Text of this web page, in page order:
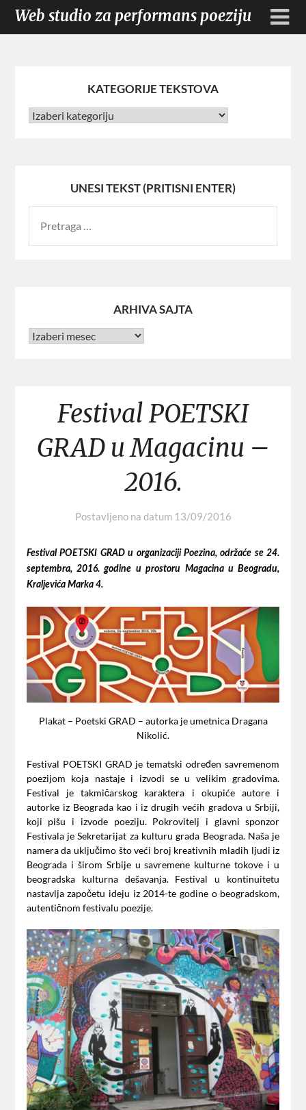
Web studio za performans poeziju
KATEGORIJE TEKSTOVA
UNESI TEKST (PRITISNI ENTER)
ARHIVA SAJTA
Festival POETSKI
GRAD u Magacinu –
2016.
Postavljeno na datum 13/09/2016
Festival POETSKI GRAD u organizaciji Poezina, održaće se 24.
septembra, 2016. godine u prostoru Magacina u Beogradu,
Kraljevića Marka 4.
Plakat – Poetski GRAD – autorka je umetnica Dragana
Nikolić.
Festival POETSKI GRAD je tematski određen savremenom
poezijom koja nastaje i izvodi se u velikim gradovima.
Festival je takmičarskog karaktera i okupiće autore i
autorke iz Beograda kao i iz drugih većih gradova u Srbiji,
koji pišu i izvode poeziju. Pokrovitelj i glavni sponzor
Festivala je Sekretarijat za kulturu grada Beograda. Naša je
namera da uključimo što veći broj kreativnih mladih ljudi iz
Beograda i širom Srbije u savremene kulturne tokove i u
beogradska kulturna dešavanja. Festival u kontinuitetu
nastavlja započetu ideju iz 2014-te godine o beogradskom,
autentičnom festivalu poezije.